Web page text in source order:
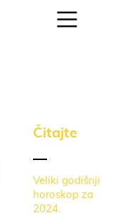
Čitajte
Veliki godišnji
horoskop za
2024.